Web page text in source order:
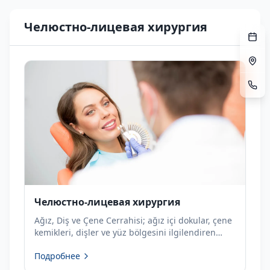
Челюстно-лицевая хирургия
Челюстно-лицевая хирургия
Ağız, Diş ve Çene Cerrahisi; ağız içi dokular, çene
kemikleri, dişler ve yüz bölgesini ilgilendiren
alanda yapılan tedaviler yalnızca ağrı ve
Подробнее